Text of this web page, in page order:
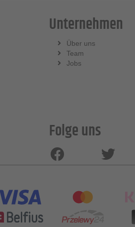
Unternehmen
Über uns
Team
Jobs
Folge uns